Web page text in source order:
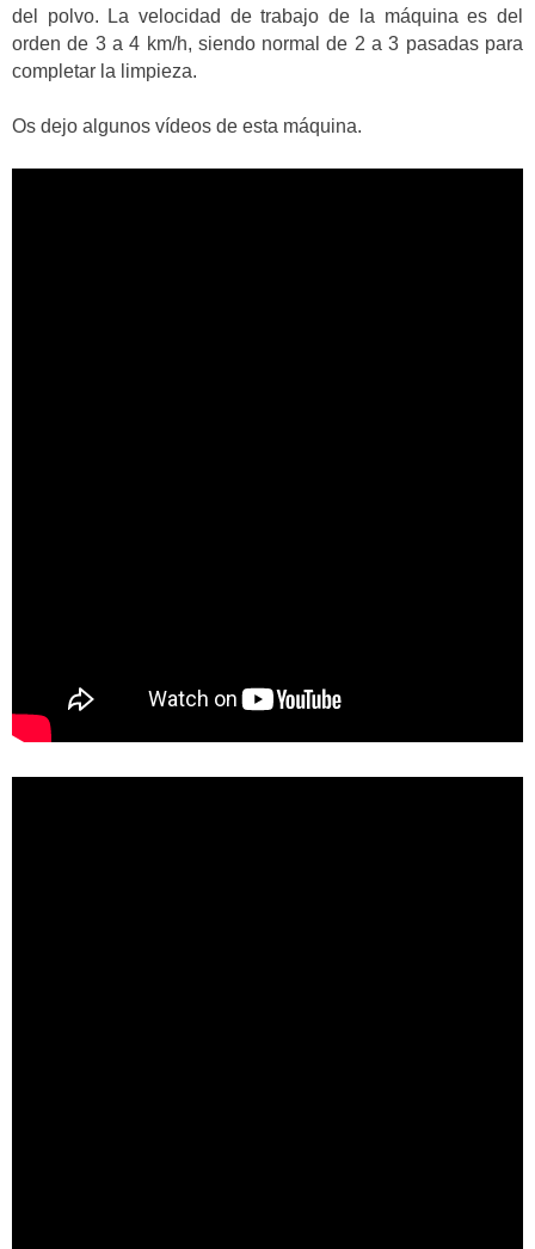
del polvo. La velocidad de trabajo de la máquina es del
orden de 3 a 4 km/h, siendo normal de 2 a 3 pasadas para
completar la limpieza.
Os dejo algunos vídeos de esta máquina.